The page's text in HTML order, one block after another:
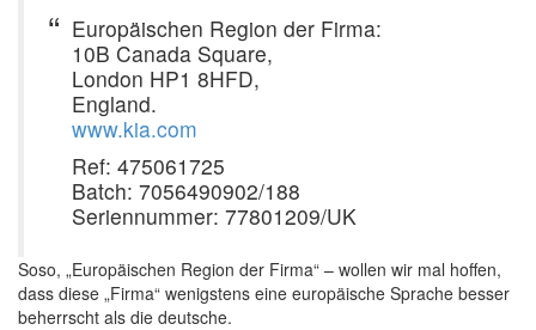
Europäischen Region der Firma:
10B Canada Square,
London HP1 8HFD,
England.
www.kia.com
Ref: 475061725
Batch: 7056490902/188
Seriennummer: 77801209/UK
Soso, „Europäischen Region der Firma“ – wollen wir mal hoffen,
dass diese „Firma“ wenigstens eine europäische Sprache besser
beherrscht als die deutsche.